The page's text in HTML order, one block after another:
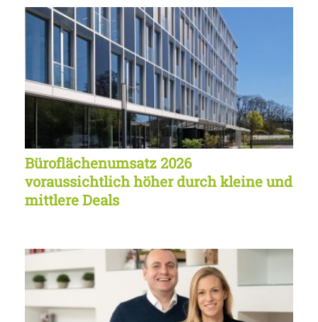
Büroflächenumsatz 2026
voraussichtlich höher durch kleine und
mittlere Deals